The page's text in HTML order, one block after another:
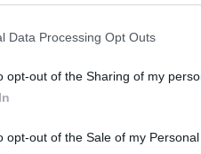
Data Processing Opt Outs
opt-out of the Sharing of my
opt-out of the Sale of my Personal
Hírek